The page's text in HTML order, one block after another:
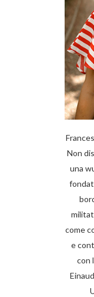
Non
una
come
e
con